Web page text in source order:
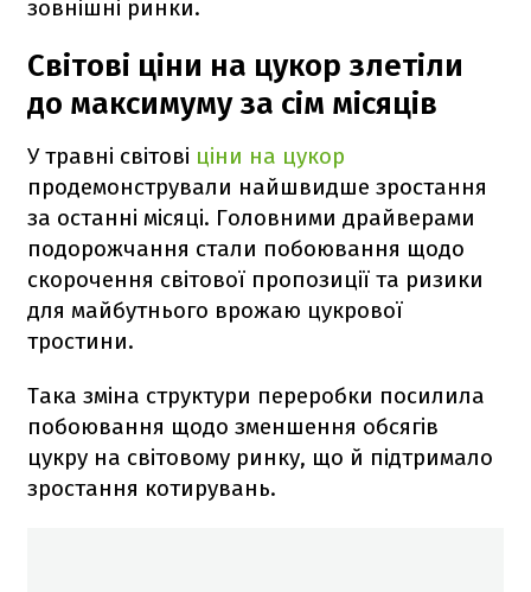
зовнішні ринки.
Світові ціни на цукор злетіли
до максимуму за сім місяців
У травні світові ціни на цукор
продемонстрували найшвидше зростання
за останні місяці. Головними драйверами
подорожчання стали побоювання щодо
скорочення світової пропозиції та ризики
для майбутнього врожаю цукрової
тростини.
Така зміна структури переробки посилила
побоювання щодо зменшення обсягів
цукру на світовому ринку, що й підтримало
зростання котирувань.